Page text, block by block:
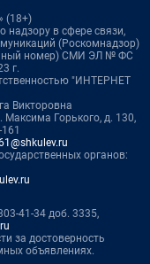
(18+)
надзору в сфере связи,
(Роскомнадзор)
номер) СМИ ЭЛ № ФС
г.
"ИНТЕРНЕТ
Викторовна
Максима Горького, д. 130,
органов:
41-34 доб. 3335,
за достоверность
объявлениях.